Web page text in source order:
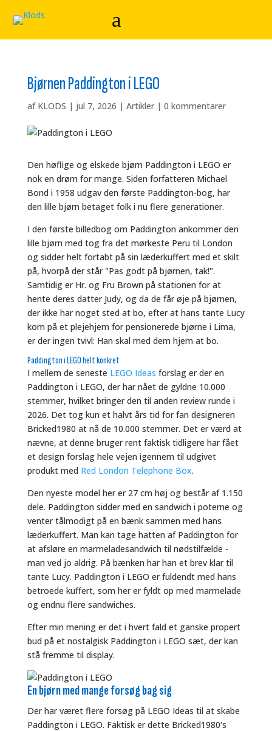
Bjørnen Paddington i LEGO
af KLODS | jul 7, 2026 | Artikler| 0 kommentarer
Den høflige og elskede bjørn Paddington i LEGO er
nok en drøm for mange. Siden forfatteren Michael
Bond i 1958 udgav den første Paddington-bog, har
den lille bjørn betaget folk i nu flere generationer.
I den første billedbog om Paddington ankommer den
lille bjørn med tog fra det mørkeste Peru til London
og sidder helt fortabt på sin læderkuffert med et skilt
på, hvorpå der står "Pas godt på bjørnen, tak!".
Samtidig er Hr. og Fru Brown på stationen for at
hente deres datter Judy, og da de får øje på bjørnen,
der ikke har noget sted at bo, efter at hans tante Lucy
kom på et plejehjem for pensionerede bjørne i Lima,
er der ingen tvivl: Han skal med dem hjem at bo.
Paddington i LEGO helt konkret
I mellem de seneste LEGO Ideas forslag er der en
Paddington i LEGO, der har nået de gyldne 10.000
stemmer, hvilket bringer den til anden review runde i
2026. Det tog kun et halvt års tid for fan designeren
Bricked1980 at nå de 10.000 stemmer. Det er værd at
nævne, at denne bruger rent faktisk tidligere har fået
et design forslag hele vejen igennem til udgivet
produkt med Red London Telephone Box.
Den nyeste model her er 27 cm høj og består af 1.150
dele. Paddington sidder med en sandwich i poterne og
venter tålmodigt på en bænk sammen med hans
læderkuffert. Man kan tage hatten af Paddington for
at afsløre en marmeladesandwich til nødstilfælde -
man ved jo aldrig. På bænken har han et brev klar til
tante Lucy. Paddington i LEGO er fuldendt med hans
betroede kuffert, som her er fyldt op med marmelade
og endnu flere sandwiches.
Efter min mening er det i hvert fald et ganske propert
bud på et nostalgisk Paddington i LEGO sæt, der kan
stå fremme til display.
En bjørn med mange forsøg bag sig
Der har været flere forsøg på LEGO Ideas til at skabe
Paddington i LEGO. Faktisk er dette Bricked1980's